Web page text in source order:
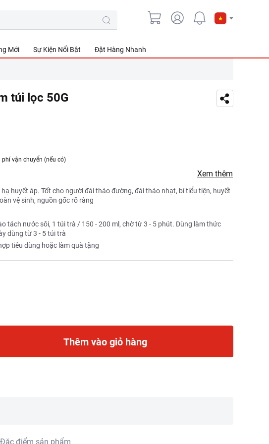
Mới Sự Kiện Nổi Bật Đặt Hàng Nhanh
túi lọc 50G
vận chuyển (nếu có)
Xem thêm
huyết áp. Tốt cho người đái tháo đường, đái tháo nhạt, bí tiểu tiện, huyết
vệ sinh, nguồn gốc rõ ràng
tách nước sôi, 1 túi trà / 150 - 200 ml, chờ từ 3 - 5 phút. Dùng làm thức
dùng từ 3 - 5 túi trà
tiêu dùng hoặc làm quà tặng
Thêm vào giỏ hàng
Đặc điểm sản phẩm